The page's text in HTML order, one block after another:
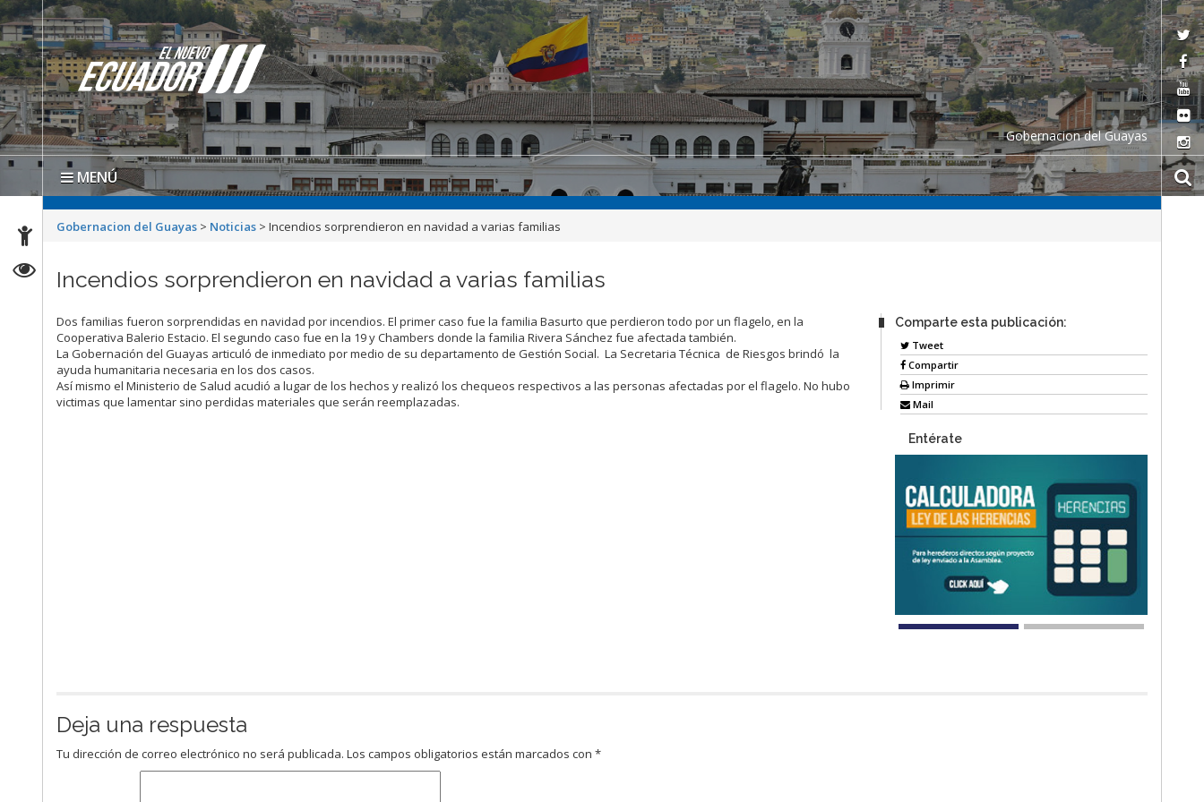
Gobernacion del Guayas
MENÚ
Gobernacion del Guayas > Noticias >Incendios sorprendieron en navidad a varias familias
Incendios sorprendieron en navidad a varias familias
Dos familias fueron sorprendidas en navidad por incendios. El primer caso fue la familia Basurto que perdieron todo por un flagelo, en la
Cooperativa Balerio Estacio. El segundo caso fue en la 19 y Chambers donde la familia Rivera Sánchez fue afectada también.
La Gobernación del Guayas articuló de inmediato por medio de su departamento de Gestión Social. La Secretaria Técnica de Riesgos brindó la
ayuda humanitaria necesaria en los dos casos.
Así mismo el Ministerio de Salud acudió a lugar de los hechos y realizó los chequeos respectivos a las personas afectadas por el flagelo. No hubo
victimas que lamentar sino perdidas materiales que serán reemplazadas.
Comparte esta publicación:
Tweet
Compartir
Imprimir
Mail
Entérate
Deja una respuesta
Tu dirección de correo electrónico no será publicada. Los campos obligatorios están marcados con*